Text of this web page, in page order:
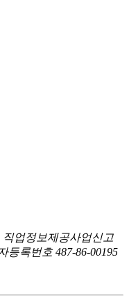
직업정보제공사업신고
등록번호 487-86-00195